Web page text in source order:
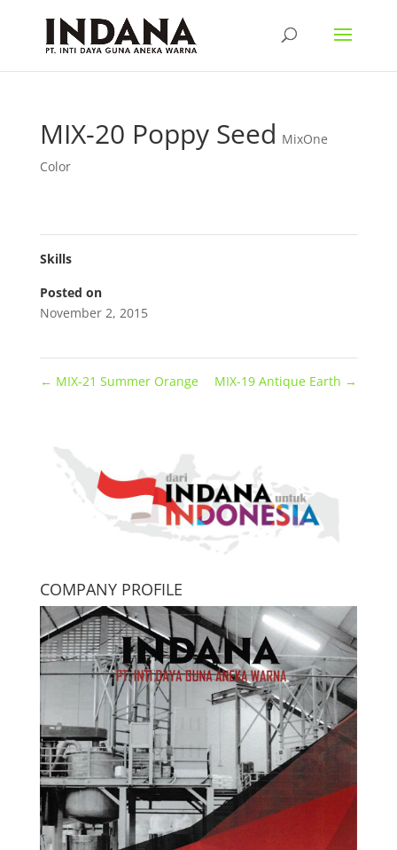
MIX-20 Poppy Seed MixOne
Color
Skills
Posted on
November 2, 2015
← MIX-21 Summer Orange MIX-19 Antique Earth →
COMPANY PROFILE